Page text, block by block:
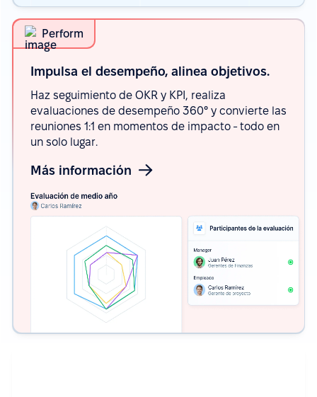
Perform
Impulsa el desempeño, alinea objetivos.
Haz seguimiento de OKR y KPI, realiza
evaluaciones de desempeño 360° y convierte las
reuniones 1:1 en momentos de impacto - todo en
un solo lugar.
Más información